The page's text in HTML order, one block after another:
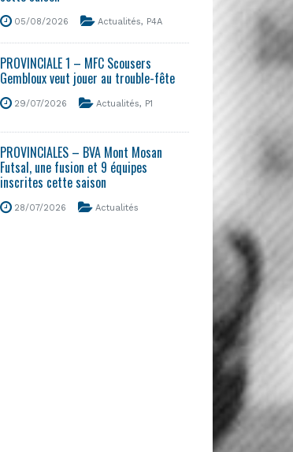
05/08/2026 Actualités, P4A
PROVINCIALE 1 – MFC Scousers
Gembloux veut jouer au trouble-fête
29/07/2026 Actualités, P1
PROVINCIALES – BVA Mont Mosan
Futsal, une fusion et 9 équipes
inscrites cette saison
28/07/2026 Actualités